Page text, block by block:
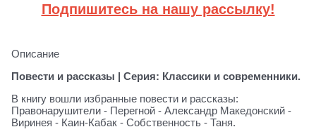
Подпишитесь на нашу рассылку!
Описание
Повести и рассказы | Серия: Классики и современники.
В книгу вошли избранные повести и рассказы:
Правонарушители - Перегной - Александр Македонский -
Виринея - Каин-Кабак - Собственность - Таня.